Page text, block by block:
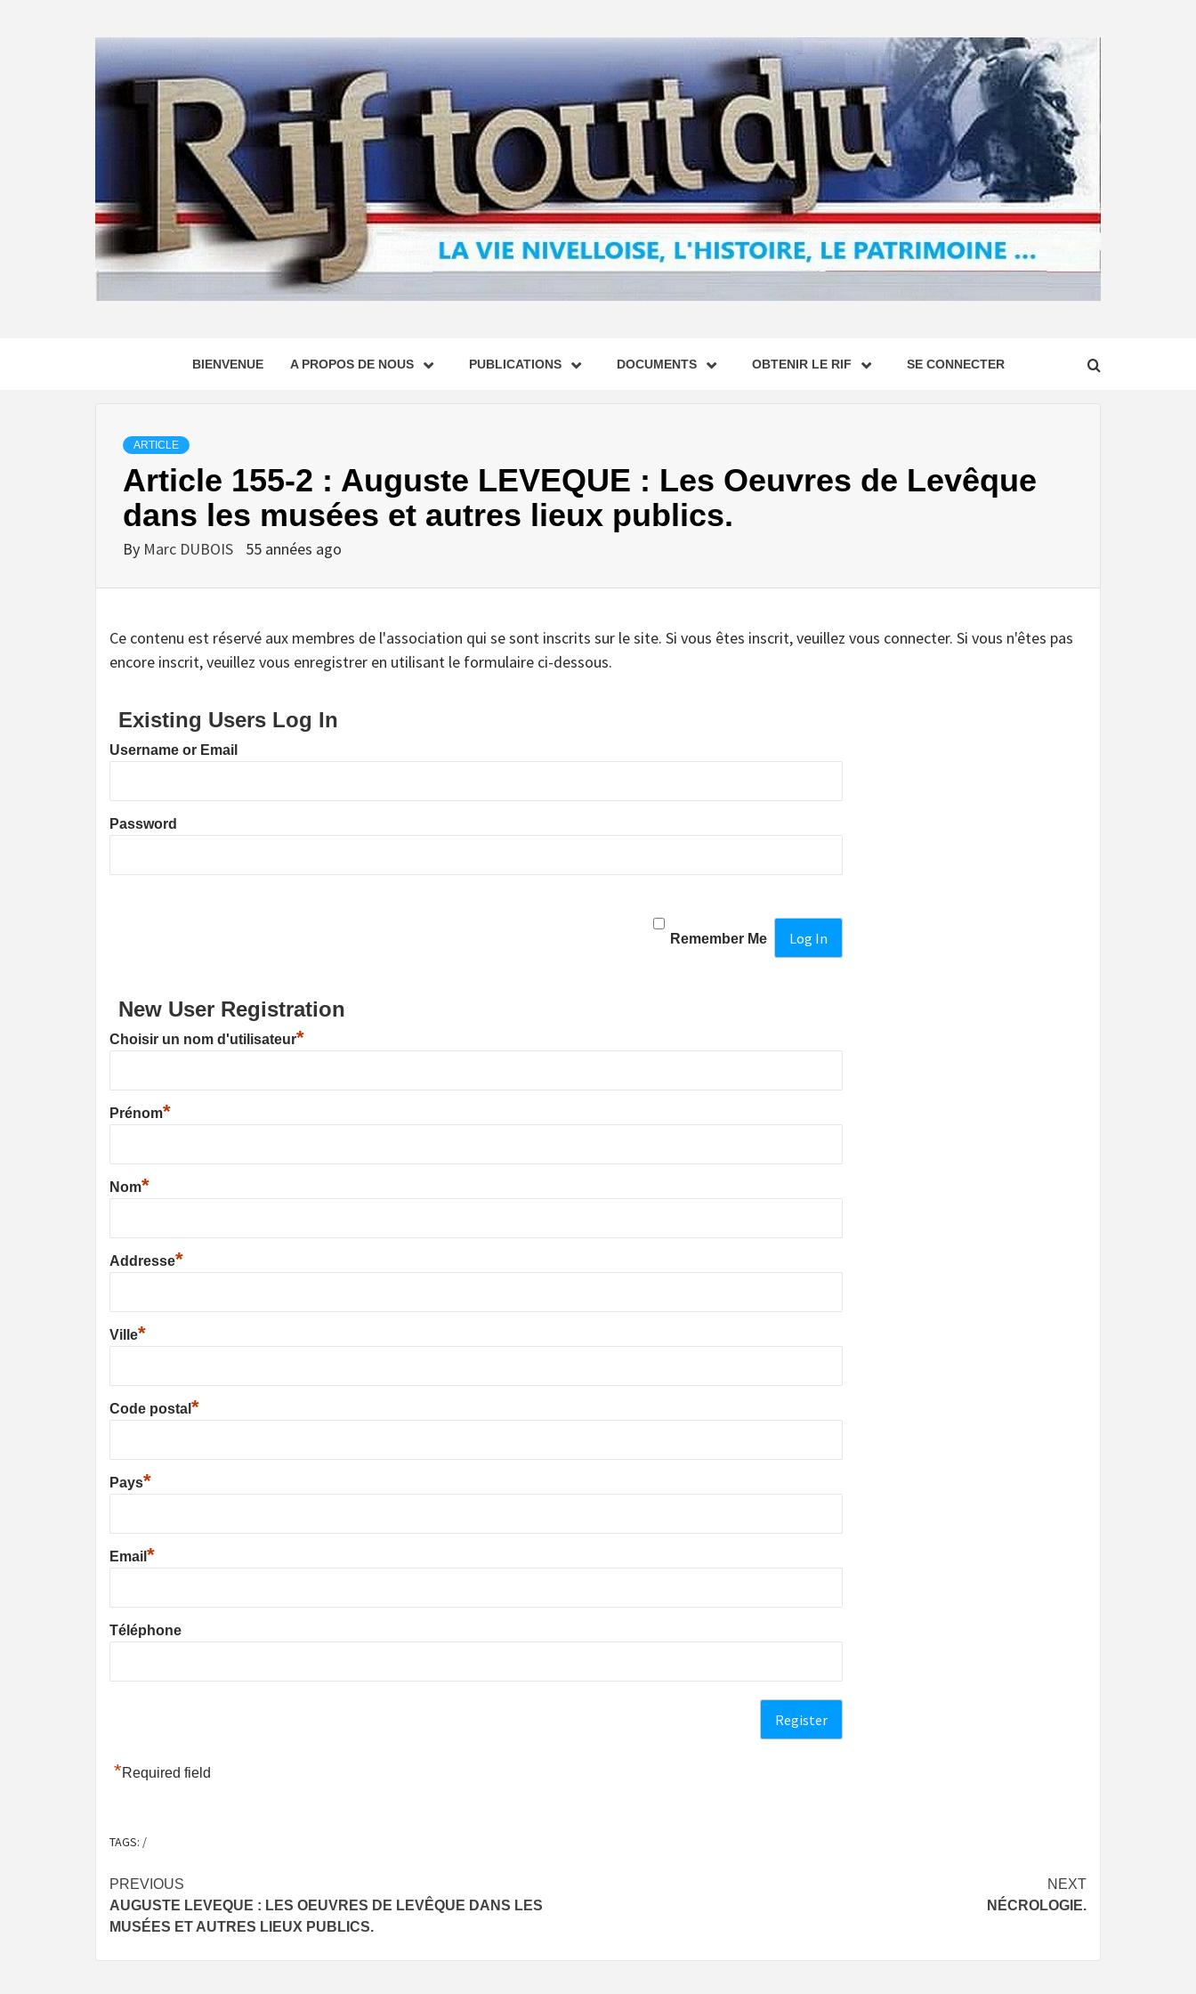
BIENVENUE A PROPOS DE NOUS PUBLICATIONS DOCUMENTS OBTENIR LE RIF SE CONNECTER
ARTICLE
Article 155-2 : Auguste LEVEQUE : Les Oeuvres de Levêque
dans les musées et autres lieux publics.
By Marc DUBOIS 55 années ago
Ce contenu est réservé aux membres de l'association qui se sont inscrits sur le site. Si vous êtes inscrit, veuillez vous connecter. Si vous n'êtes pas
encore inscrit, veuillez vous enregistrer en utilisant le formulaire ci-dessous.
Existing Users Log In
Username or Email
Password
Remember Me
New User Registration
Choisir un nom d'utilisateur*
Prénom*
Nom*
Addresse*
Ville*
Code postal *
Pays*
Email *
Téléphone
*Required field
TAGS: /
Post
navigation
PREVIOUS
AUGUSTE LEVEQUE : LES OEUVRES DE LEVÊQUE DANS LES
MUSÉES ET AUTRES LIEUX PUBLICS.
NEXT
NÉCROLOGIE.